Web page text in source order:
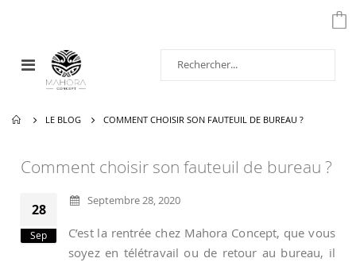
Affichage
navigation
LE BLOG COMMENT CHOISIR SON FAUTEUIL DE BUREAU ?
Comment choisir son fauteuil de bureau ?
28
Sep
Septembre 28, 2020
C’est la rentrée chez Mahora Concept, que vous
soyez en télétravail ou de retour au bureau, il